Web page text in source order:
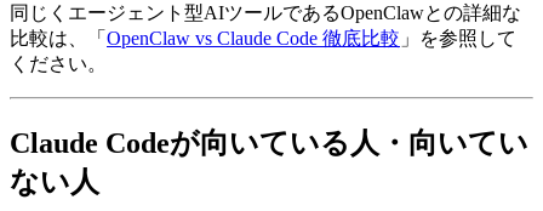
同じくエージェント型AIツールであるOpenClawとの詳細な
比較は、「 OpenClaw vs Claude Code 徹底比較 」を参照して
ください。
Claude Codeが向いている人・向いてい
ない人